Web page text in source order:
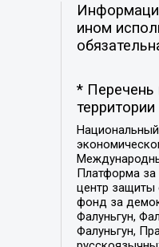
ином
* Перечень
Платформа
центр защиты
фонд за
Фалуньгун,
Фалуньгун,